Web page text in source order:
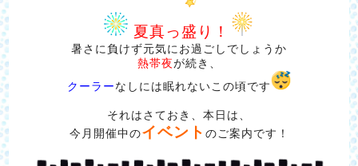
夏真っ盛り！
暑さに負けず元気にお過ごしでしょうか
熱帯夜が続き、
クーラーなしには眠れないこの頃です
それはさておき、本日は、
今月開催中のイベント のご案内です！